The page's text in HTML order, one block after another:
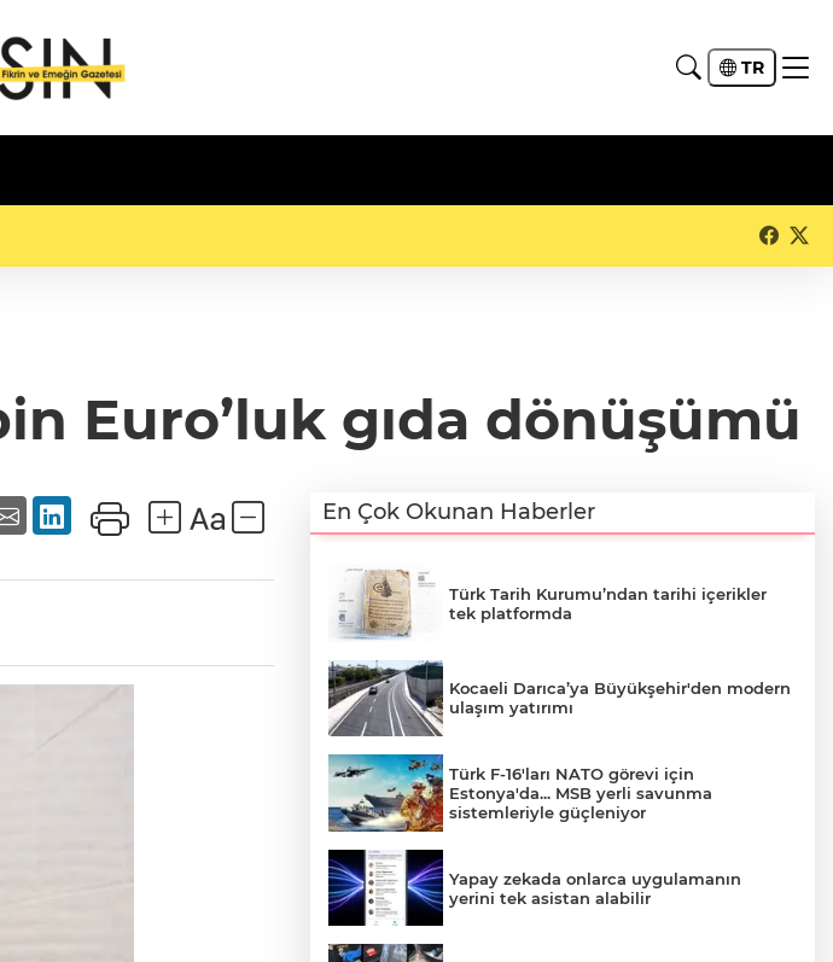
TR
Euro’luk gıda dönüşümü
En Çok Okunan Haberler
Türk Tarih Kurumu’ndan tarihi içerikler
tek platformda
Kocaeli Darıca’ya Büyükşehir'den modern
ulaşım yatırımı
Türk F-16'ları NATO görevi için
Estonya'da... MSB yerli savunma
sistemleriyle güçleniyor
Yapay zekada onlarca uygulamanın
yerini tek asistan alabilir